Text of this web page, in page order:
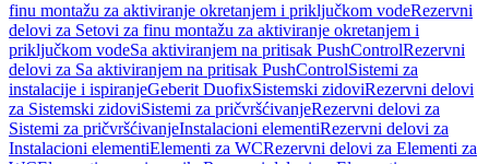
finu montažu za aktiviranje okretanjem i priključkom vodeRezervni
delovi za Setovi za finu montažu za aktiviranje okretanjem i
priključkom vodeSa aktiviranjem na pritisak PushControlRezervni
delovi za Sa aktiviranjem na pritisak PushControlSistemi za
instalacije i ispiranjeGeberit DuofixSistemski zidoviRezervni delovi
za Sistemski zidoviSistemi za pričvršćivanjeRezervni delovi za
Sistemi za pričvršćivanjeInstalacioni elementiRezervni delovi za
Instalacioni elementiElementi za WCRezervni delovi za Elementi za